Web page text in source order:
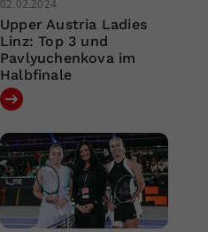
02.02.2024
Upper Austria Ladies
Linz: Top 3 und
Pavlyuchenkova im
Halbfinale